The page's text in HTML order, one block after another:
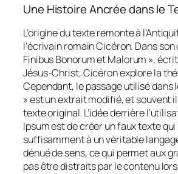
Une Histoire Ancrée dans le
L’origine du texte remonte à
l’écrivain romain Cicéron. Dans son
Finibus Bonorum et Malorum »,
Jésus-Christ, Cicéron explore la
Cependant, le passage utilisé dans
» est un extrait modifié, et souvent
texte original. L’idée derrière
Ipsum est de créer un faux texte
suffisamment à un véritable
dénué de sens, ce qui permet aux
pas être distraits par le contenu